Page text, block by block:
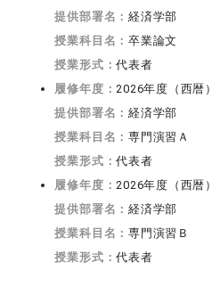
提供部署名：経済学部
授業科目名：卒業論文
授業形式：代表者
履修年度：2026年度（西暦）
提供部署名：経済学部
授業科目名：専門演習Ａ
授業形式：代表者
履修年度：2026年度（西暦）
提供部署名：経済学部
授業科目名：専門演習Ｂ
授業形式：代表者